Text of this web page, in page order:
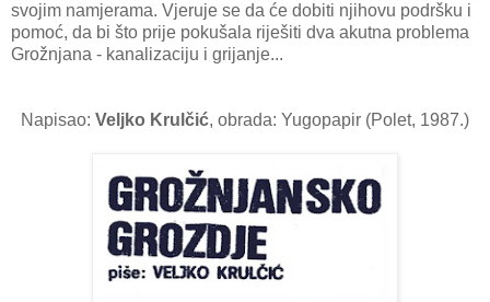
svojim namjerama. Vjeruje se da će dobiti njihovu podršku i
pomoć, da bi što prije pokušala riješiti dva akutna problema
Grožnjana - kanalizaciju i grijanje...
Napisao: Veljko Krulčić, obrada: Yugopapir (Polet, 1987.)